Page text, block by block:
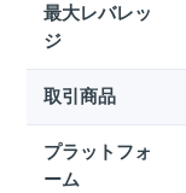
最大レバレッ
ジ
取引商品
プラットフォ
ーム